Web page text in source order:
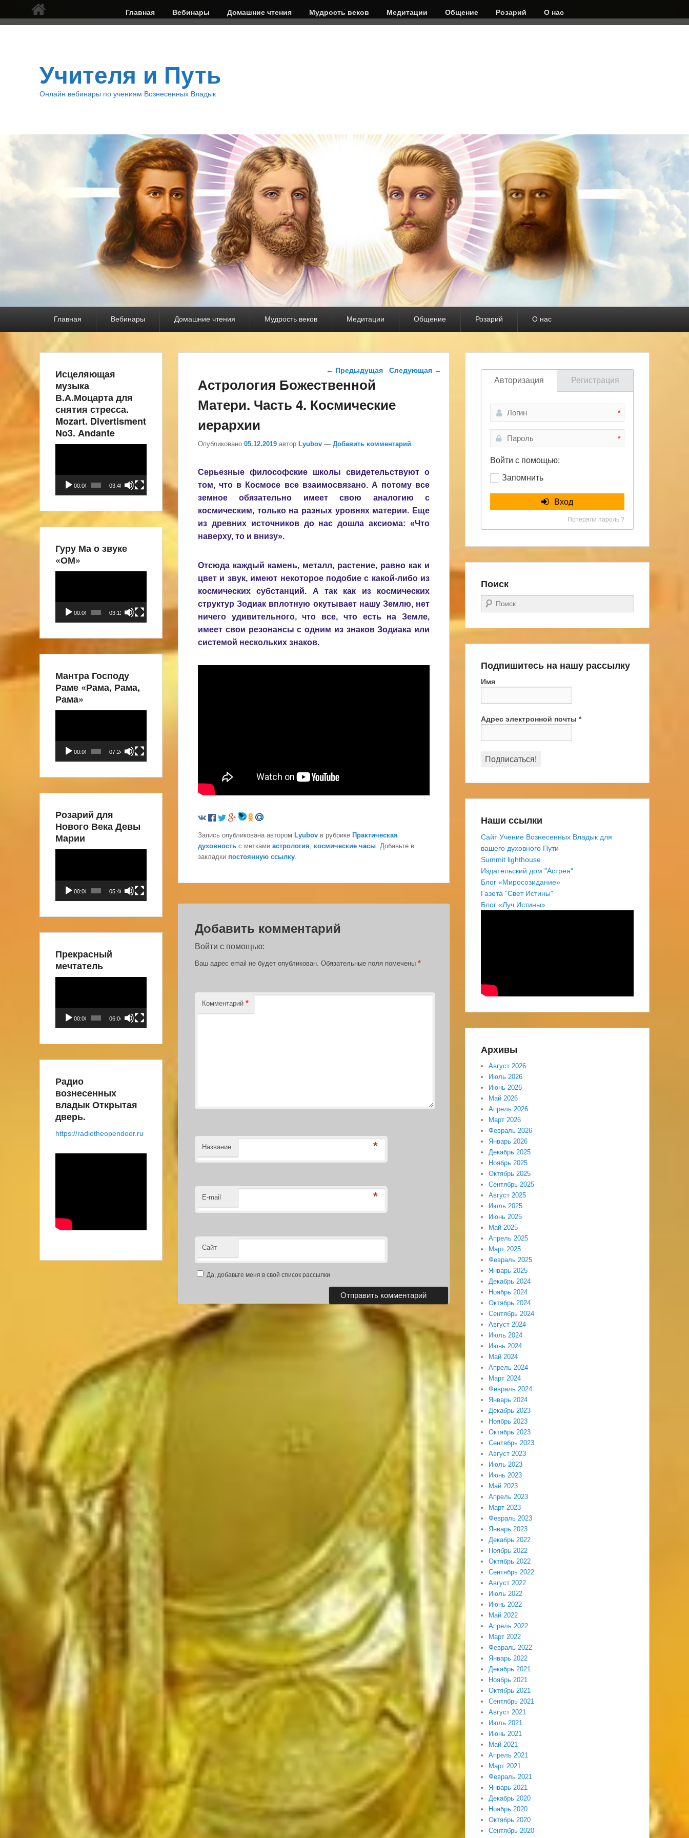
Верхнее
меню
Главная Вебинары Домашние чтения Мудрость веков Медитации Общение Розарий О нас
Учителя и Путь
Онлайн вебинары по учениям Вознесенных Владык
Главная Вебинары Домашние чтения Мудрость веков Медитации Общение Розарий О нас
Навигация по записям
← Предыдущая Следующая →
Астрология Божественной
Матери. Часть 4. Космические
иерархии
Опубликовано 05.12.2019 автор Lyubov — Добавить комментарий
Серьезные философские школы свидетельствуют о
том, что в Космосе все взаимосвязано. А потому все
земное обязательно имеет свою аналогию с
космическим, только на разных уровнях материи. Еще
из древних источников до нас дошла аксиома: «Что
наверху, то и внизу».
Отсюда каждый камень, металл, растение, равно как и
цвет и звук, имеют некоторое подобие с какой-либо из
космических субстанций. А так как из космических
структур Зодиак вплотную окутывает нашу Землю, нет
ничего удивительного, что все, что есть на Земле,
имеет свои резонансы с одним из знаков Зодиака или
системой нескольких знаков.
Запись опубликована автором Lyubov в рубрике Практическая
духовность с метками астрология, космические часы. Добавьте в
закладки постоянную ссылку.
Добавить комментарий
Войти с помощью:
Ваш адрес email не будет опубликован. Обязательные поля помечены *
Комментарий *
Название *
E-mail *
Сайт
Да, добавьте меня в свой список рассылки
Авторизация Регистрация
*
*
Войти с помощью:
Запомнить
Вход
Потеряли пароль ?
Поиск
Поиск
Подпишитесь на нашу рассылку
Имя
Адрес электронной почты *
Наши ссылки
Сайт Учение Вознесенных Владык для
вашего духовного Пути
Summit lighthouse
Издательский дом "Астрея"
Блог «Миросозидание»
Газета "Свет Истины"
Блог «Луч Истины»
Архивы
Август 2026
Июль 2026
Июнь 2026
Май 2026
Апрель 2026
Март 2026
Февраль 2026
Январь 2026
Декабрь 2025
Ноябрь 2025
Октябрь 2025
Сентябрь 2025
Август 2025
Июль 2025
Июнь 2025
Май 2025
Апрель 2025
Март 2025
Февраль 2025
Январь 2025
Декабрь 2024
Ноябрь 2024
Октябрь 2024
Сентябрь 2024
Август 2024
Июль 2024
Июнь 2024
Май 2024
Апрель 2024
Март 2024
Февраль 2024
Январь 2024
Декабрь 2023
Ноябрь 2023
Октябрь 2023
Сентябрь 2023
Август 2023
Июль 2023
Июнь 2023
Май 2023
Апрель 2023
Март 2023
Февраль 2023
Январь 2023
Декабрь 2022
Ноябрь 2022
Октябрь 2022
Сентябрь 2022
Август 2022
Июль 2022
Июнь 2022
Май 2022
Апрель 2022
Март 2022
Февраль 2022
Январь 2022
Декабрь 2021
Ноябрь 2021
Октябрь 2021
Сентябрь 2021
Август 2021
Июль 2021
Июнь 2021
Май 2021
Апрель 2021
Март 2021
Февраль 2021
Январь 2021
Декабрь 2020
Ноябрь 2020
Октябрь 2020
Сентябрь 2020
Исцеляющая
музыка
В.А.Моцарта для
снятия стресса.
Mozart. Divertisment
No3. Andante
00:00 03:48
Гуру Ма о звуке
«ОМ»
00:00 03:11
Мантра Господу
Раме «Рама, Рама,
Рама»
00:00 07:24
Розарий для
Нового Века Девы
Марии
00:00 05:46
Прекрасный
мечтатель
00:00 06:04
Радио
вознесенных
владык Открытая
дверь.
https://radiotheopendoor.ru